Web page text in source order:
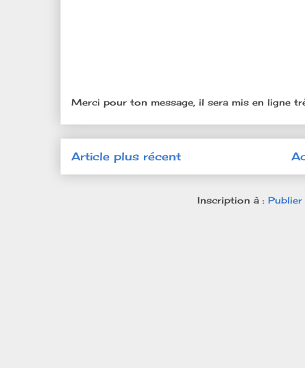
Merci pour ton message, il sera mis en ligne
Article plus récent
Inscription à : Publier